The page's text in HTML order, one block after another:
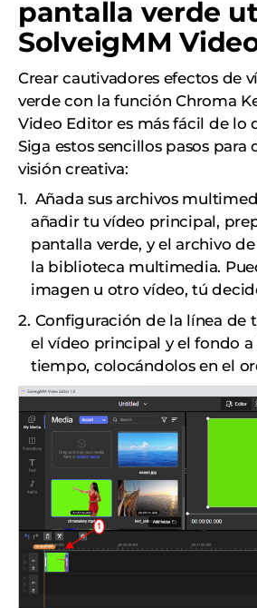
pantalla verde
SolveigMM
Crear cautivadores efectos de
verde con la función Chroma
Video Editor es más fácil de lo
Siga estos sencillos pasos para
visión creativa:
Añada sus archivos
añadir tu vídeo principal,
pantalla verde, y el archivo
la biblioteca multimedia.
imagen u otro vídeo, tú
Configuración de la línea de
el vídeo principal y el fondo a
tiempo, colocándolos en el